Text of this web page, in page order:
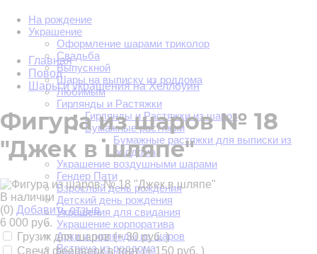
На рождение
Украшение
Оформление шарами триколор
Свадьба
Выпускной
Шары на выписку из роддома
Любимым
Гирлянды и Растяжки
Гирлянды и Растяжки из шаров
Бумажные растяжки
Бумажные растяжки для выписки из
роддома
Украшение воздушными шарами
Гендер Пати
Взрослый день рождения
Детский день рождения
Украшения для свидания
Украшение корпоратива
Арки и гирлянды из шаров
Встреча из роддома
Главная
Повод
Шары и украшения на Хеллоуин
Фигура из шаров № 18
"Джек в шляпе"
В наличии
(0) Добавить отзыв
6 000 руб.
Грузик для шаров (+30 руб.)
Свеча феерверк в торт (+150 руб. )